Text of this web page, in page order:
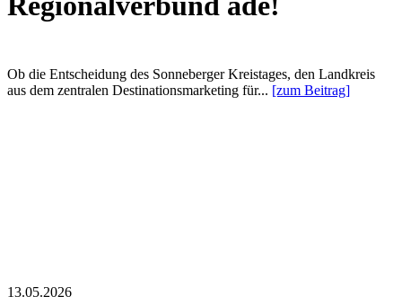
Ob die Entscheidung des Sonneberger Kreistages, den Landkreis
aus dem zentralen Destinationsmarketing für... [zum Beitrag]
13.05.2026